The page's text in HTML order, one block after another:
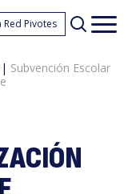
Red Pivotes
| Subvención Escolar